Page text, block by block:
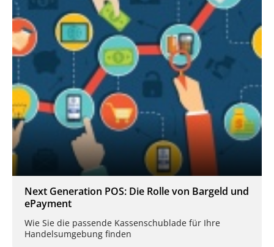
Next Generation POS: Die Rolle von Bargeld und
ePayment
Wie Sie die passende Kassenschublade für Ihre
Handelsumgebung finden